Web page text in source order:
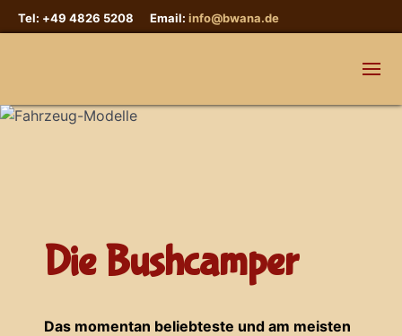
Tel: +49 4826 5208 Email: info@bwana.de
Die Bushcamper
Das momentan beliebteste und am meisten